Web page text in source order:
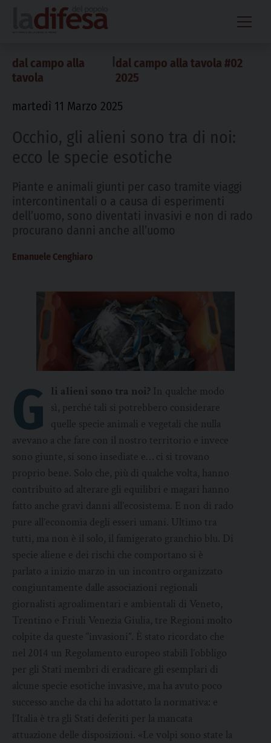
content
dal campo alla
tavola
dal campo alla tavola #02
2025
martedì 11 Marzo 2025
Occhio, gli alieni sono tra di noi:
ecco le specie esotiche
Piante e animali giunti per caso tramite viaggi
intercontinentali o a causa di esperimenti
dell’uomo, sono diventati invasivi e non di rado
procurano danni anche all’uomo
Emanuele Cenghiaro
G li alieni sono tra noi? In qualche modo
sì, perché tali si potrebbero considerare
quelle specie animali e vegetali che nulla
avevano a che fare con il nostro territorio e invece
sono giunte, si sono insediate e… ci si trovano
proprio bene. Solo che, più di qualche volta, hanno
contribuito ad alterare gli equilibri e magari hanno
fatto anche gravi danni all’ecosistema. E non di rado
pure all’economia degli esseri umani. Ultimo tra
tutti, ma non è il solo, il famigerato granchio blu. Di
specie aliene e dei rischi che comportano si è
parlato a inizio marzo in un incontro organizzato
congiuntamente dalle associazioni regionali
giornalisti agroalimentari e ambientali di Veneto,
Trentino e Friuli Venezia Giulia, tre Regioni molto
colpite da queste “invasioni”. È stato ricordato che
nel 2014 un Regolamento europeo stabilì l’obbligo
per gli Stati membri di eradicare gli esemplari di
alcune specie esotiche invasive, ma ha avuto poco
successo anche da chi ha adottato la normativa: e
l’Italia è tra gli Stati deferiti per la mancata
attuazione delle disposizioni. «Le volpi sono state la